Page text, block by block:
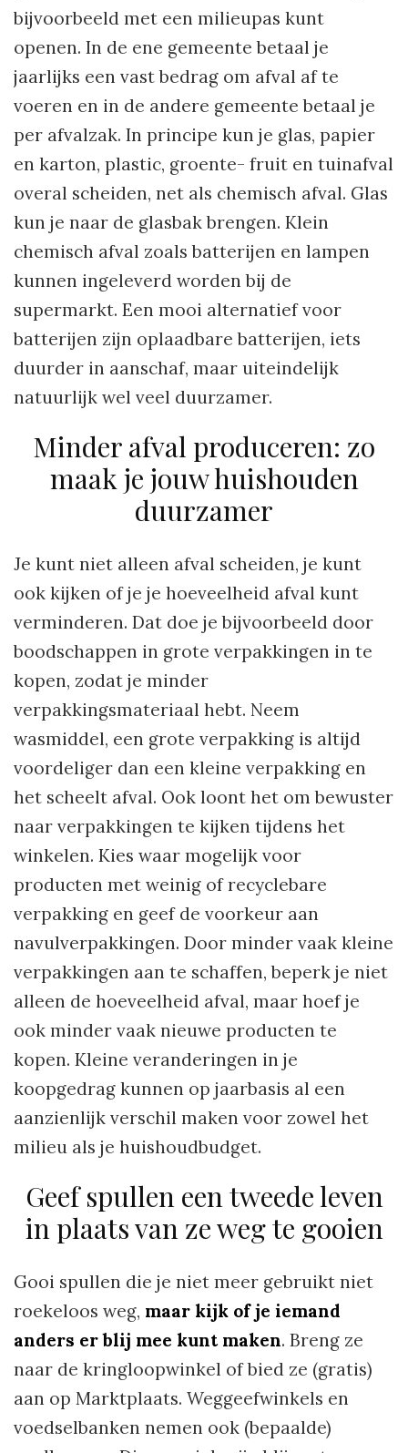
bijvoorbeeld met een milieupas kunt
openen. In de ene gemeente betaal je
jaarlijks een vast bedrag om afval af te
voeren en in de andere gemeente betaal je
per afvalzak. In principe kun je glas, papier
en karton, plastic, groente- fruit en tuinafval
overal scheiden, net als chemisch afval. Glas
kun je naar de glasbak brengen. Klein
chemisch afval zoals batterijen en lampen
kunnen ingeleverd worden bij de
supermarkt. Een mooi alternatief voor
batterijen zijn oplaadbare batterijen, iets
duurder in aanschaf, maar uiteindelijk
natuurlijk wel veel duurzamer.
Minder afval produceren: zo
maak je jouw huishouden
duurzamer
Je kunt niet alleen afval scheiden, je kunt
ook kijken of je je hoeveelheid afval kunt
verminderen. Dat doe je bijvoorbeeld door
boodschappen in grote verpakkingen in te
kopen, zodat je minder
verpakkingsmateriaal hebt. Neem
wasmiddel, een grote verpakking is altijd
voordeliger dan een kleine verpakking en
het scheelt afval. Ook loont het om bewuster
naar verpakkingen te kijken tijdens het
winkelen. Kies waar mogelijk voor
producten met weinig of recyclebare
verpakking en geef de voorkeur aan
navulverpakkingen. Door minder vaak kleine
verpakkingen aan te schaffen, beperk je niet
alleen de hoeveelheid afval, maar hoef je
ook minder vaak nieuwe producten te
kopen. Kleine veranderingen in je
koopgedrag kunnen op jaarbasis al een
aanzienlijk verschil maken voor zowel het
milieu als je huishoudbudget.
Geef spullen een tweede leven
in plaats van ze weg te gooien
Gooi spullen die je niet meer gebruikt niet
roekeloos weg, maar kijk of je iemand
anders er blij mee kunt maken. Breng ze
naar de kringloopwinkel of bied ze (gratis)
aan op Marktplaats. Weggeefwinkels en
voedselbanken nemen ook (bepaalde)